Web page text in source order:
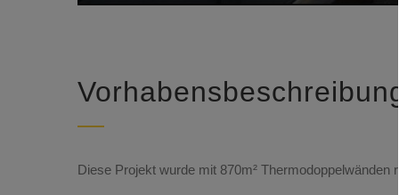
Vorhabensbeschreibung
Diese Projekt wurde mit 870m² Thermodoppelwänden